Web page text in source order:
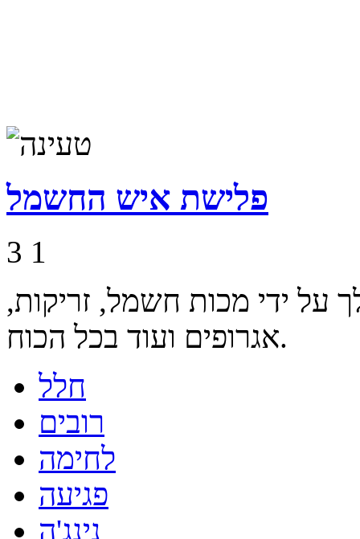
פלישת איש החשמל
3 1
על ידי מכות חשמל, זריקות,
אגרופים ועוד בכל הכוח.
חלל
רובים
לחימה
פגיעה
נינג'ה